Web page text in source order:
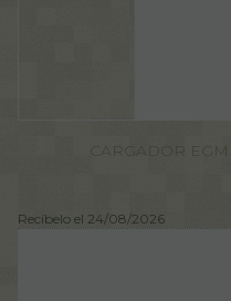
CARGADOR
Recíbelo el 24/08/2026